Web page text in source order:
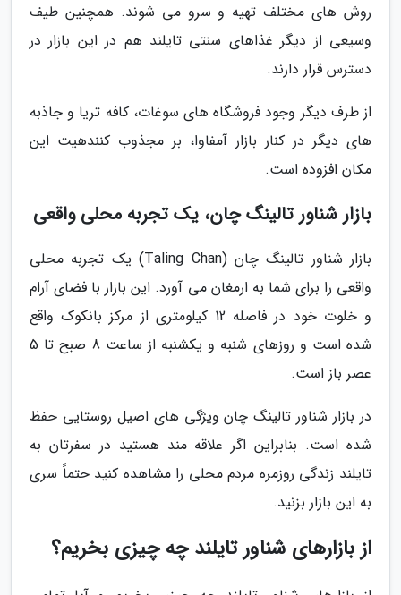
روش های مختلف تهیه و سرو می شوند. همچنین طیف
وسیعی از دیگر غذاهای سنتی تایلند هم در این بازار در
دسترس قرار دارند.
از طرف دیگر وجود فروشگاه های سوغات، کافه تریا و جاذبه
های دیگر در کنار بازار آمفاوا، بر مجذوب کنندهیت این
مکان افزوده است.
بازار شناور تالینگ چان، یک تجربه محلی واقعی
بازار شناور تالینگ چان (Taling Chan) یک تجربه محلی
واقعی را برای شما به ارمغان می آورد. این بازار با فضای آرام
و خلوت خود در فاصله 12 کیلومتری از مرکز بانکوک واقع
شده است و روزهای شنبه و یکشنبه از ساعت 8 صبح تا 5
عصر باز است.
در بازار شناور تالینگ چان ویژگی های اصیل روستایی حفظ
شده است. بنابراین اگر علاقه مند هستید در سفرتان به
تایلند زندگی روزمره مردم محلی را مشاهده کنید حتماً سری
به این بازار بزنید.
از بازارهای شناور تایلند چه چیزی بخریم؟